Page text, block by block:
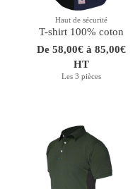
Haut de sécurité
T-shirt 100% coton
De 58,00€ à 85,00€
HT
Les 3 pièces